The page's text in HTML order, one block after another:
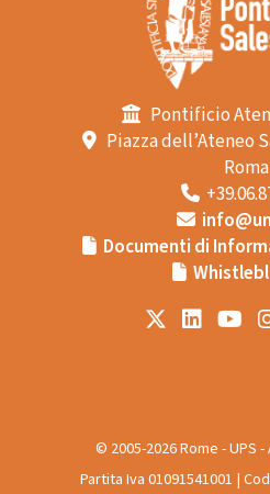
Pontificio
Piazza dell’Ateneo
Roma
Documenti di
© 2005-2026 Rome - UPS
Partita Iva 01091541001 |